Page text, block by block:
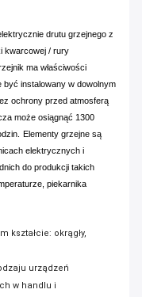
drutu grzejnego z
kwarcowej / rury
ma właściwości
być instalowany w dowolnym
ochrony przed atmosferą
może osiągnąć 1300
Elementy grzejne są
elektrycznych i
do produkcji takich
piekarnika
kształcie: okrągły,
urządzeń
w handlu i